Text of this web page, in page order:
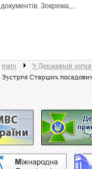
документів. Зокрема,...
main
У Державній
Зустрічі Старших